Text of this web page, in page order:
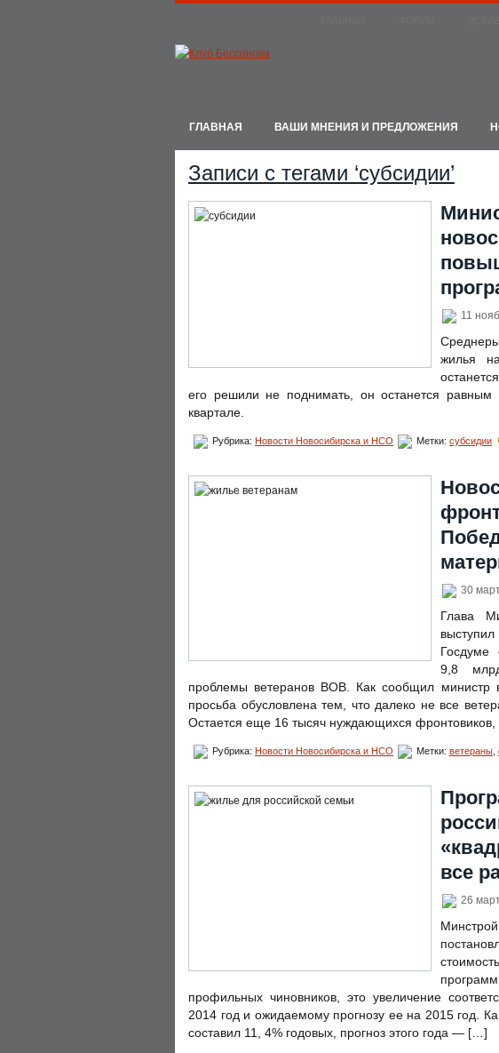
ГЛАВНАЯ ВАШИ МНЕНИЯ И ПРЕДЛОЖЕНИЯ
Записи с тегами ‘субсидии’
11
жилья
его решили не поднимать, он останется
квартале.
Рубрика: Новости Новосибирска и НСО Метки: субсидии
30
Глава
Госдуме
9,8
проблемы ветеранов ВОВ. Как сообщил министр
просьба обусловлена тем, что далеко не все
Остается еще 16 тысяч нуждающихся
Рубрика: Новости Новосибирска и НСО Метки: ветераны
все
26
профильных чиновников, это увеличение
2014 год и ожидаемому прогнозу ее на 2015 год.
составил 11, 4% годовых, прогноз этого года — […]